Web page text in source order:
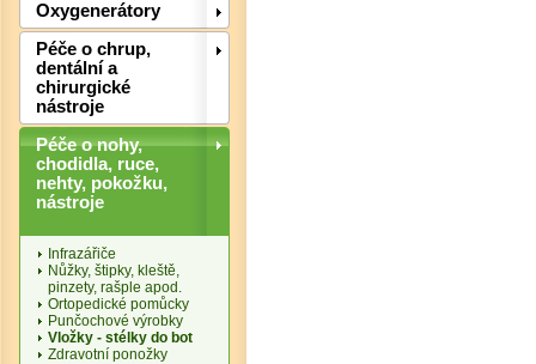
Oxygenerátory
Péče o chrup,
dentální a
chirurgické
nástroje
Péče o nohy,
chodidla, ruce,
nehty, pokožku,
nástroje
Infrazářiče
Nůžky, štipky, kleště,
pinzety, rašple apod.
Ortopedické pomůcky
Punčochové výrobky
Vložky - stélky do bot
Zdravotní ponožky